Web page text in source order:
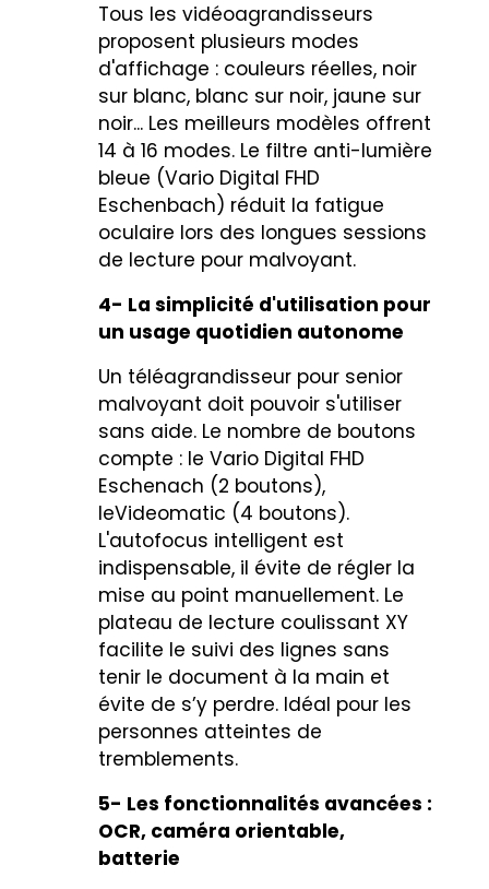
Tous les vidéoagrandisseurs
proposent plusieurs modes
d'affichage : couleurs réelles, noir
sur blanc, blanc sur noir, jaune sur
noir... Les meilleurs modèles offrent
14 à 16 modes. Le filtre anti-lumière
bleue (Vario Digital FHD
Eschenbach) réduit la fatigue
oculaire lors des longues sessions
de lecture pour malvoyant.
4- La simplicité d'utilisation pour
un usage quotidien autonome
Un téléagrandisseur pour senior
malvoyant doit pouvoir s'utiliser
sans aide. Le nombre de boutons
compte : le Vario Digital FHD
Eschenach (2 boutons),
leVideomatic (4 boutons).
L'autofocus intelligent est
indispensable, il évite de régler la
mise au point manuellement. Le
plateau de lecture coulissant XY
facilite le suivi des lignes sans
tenir le document à la main et
évite de s’y perdre. Idéal pour les
personnes atteintes de
tremblements.
5- Les fonctionnalités avancées :
OCR, caméra orientable,
batterie